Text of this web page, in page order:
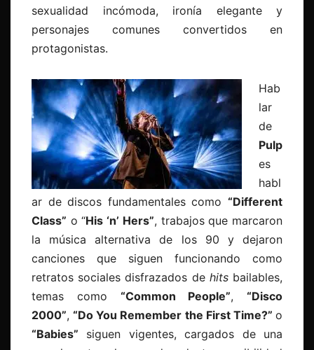
sexualidad incómoda, ironía elegante y
personajes comunes convertidos en
protagonistas.
Hab
lar
de
Pulp
es
habl
ar de discos fundamentales como “Different
Class” o “His ‘n’ Hers”, trabajos que marcaron
la música alternativa de los 90 y dejaron
canciones que siguen funcionando como
retratos sociales disfrazados de hitsbailables,
temas como “Common People”, “Disco
2000”,“Do You Remember the First Time?”o
“Babies” siguen vigentes, cargados de una